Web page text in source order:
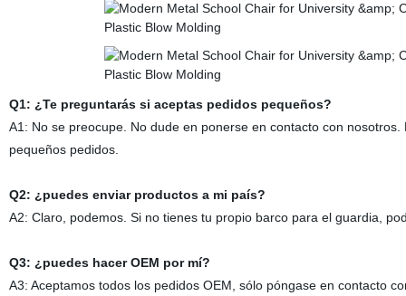
Q1: ¿Te preguntarás si aceptas pedidos pequeños?
A1: No se preocupe. No dude en ponerse en contacto con
pequeños pedidos.
Q2: ¿puedes enviar productos a mi país?
A2: Claro, podemos. Si no tienes tu propio barco para el guardia,
Q3: ¿puedes hacer OEM por mí?
A3: Aceptamos todos los pedidos OEM, sólo póngase en contacto